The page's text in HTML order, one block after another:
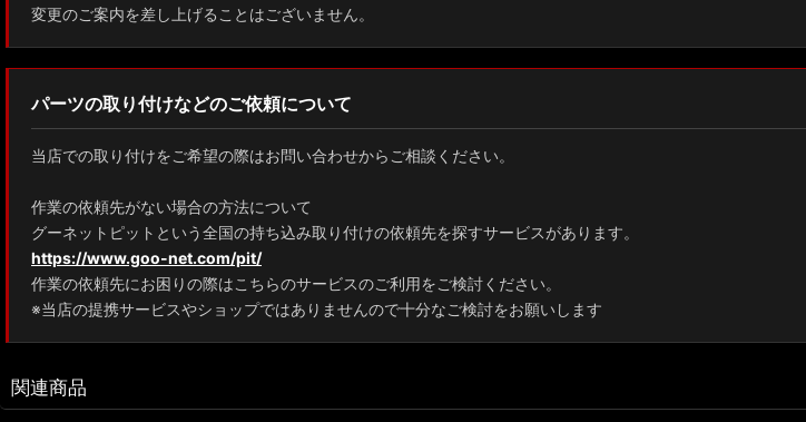
変更のご案内を差し上げることはございません。
パーツの取り付けなどのご依頼について
当店での取り付けをご希望の際はお問い合わせからご相談ください。
作業の依頼先がない場合の方法について
グーネットピットという全国の持ち込み取り付けの依頼先を探すサービスがあります。
https://www.goo-net.com/pit/
作業の依頼先にお困りの際はこちらのサービスのご利用をご検討ください。
※当店の提携サービスやショップではありませんので十分なご検討をお願いします
関連商品